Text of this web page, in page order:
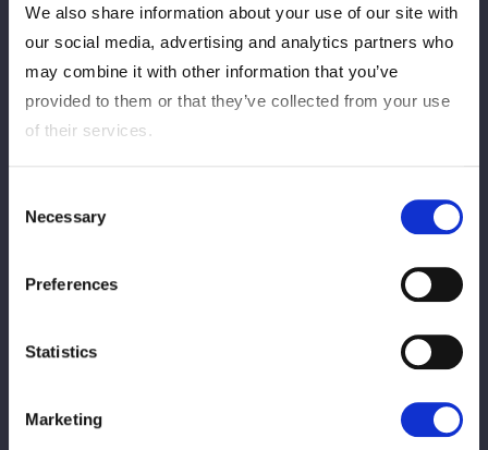
We also share information about your use of our site with
our social media, advertising and analytics partners who
may combine it with other information that you’ve
provided to them or that they’ve collected from your use
of their services.
Selection
Necessary
Preferences
Statistics
Marketing
サオリ＆水森由菜、ネオジェネシスのＡＺＭ＆鈴季すずがいっせ
いに闘うタッグの３ＷＡＹ戦。各ユニットの思惑が一度にぶつか
葉月、水森、ＡＺＭが先発。探り合いから水森とＡＺＭが葉月を
もに水森を丸め込む体勢。水森が反転して2人を丸め込むも２カ
ウント。飯田、安納、鈴季がエルボーを打ち合う。安納が鈴季を